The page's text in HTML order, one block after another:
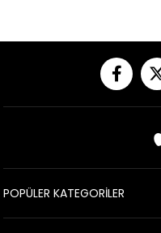
POPÜLER KATEGORİLER